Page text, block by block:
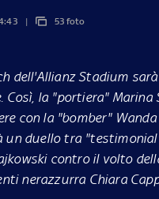
53 foto
dell'Allianz Stadium
Così, la "portiera" Marina
con la "bomber"
un duello tra
contro il volto
nerazzurra Chiara